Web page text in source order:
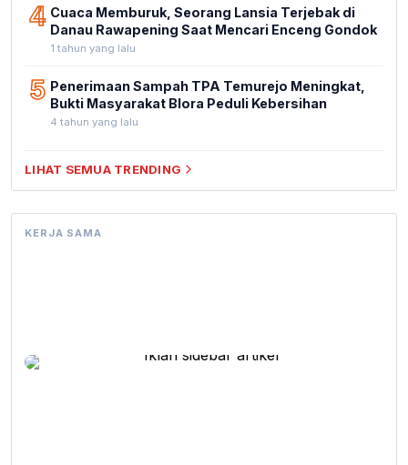
4 Cuaca Memburuk, Seorang Lansia Terjebak di
Danau Rawapening Saat Mencari Enceng Gondok
1 tahun yang lalu
5 Penerimaan Sampah TPA Temurejo Meningkat,
Bukti Masyarakat Blora Peduli Kebersihan
4 tahun yang lalu
LIHAT SEMUA TRENDING
KERJA SAMA